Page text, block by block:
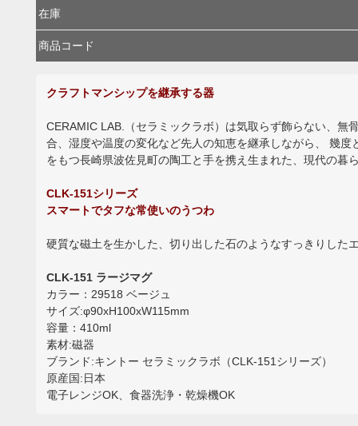
在庫
商品コード
クラフトマンシップを継承する器
CERAMIC LAB.（セラミックラボ）は気取らず飾らない、
合、湿度や温度の変化など先人の知恵を継承しながら、 幾
をもつ長崎県波佐見町の陶工と手を携え生まれた、現代の暮
CLK-151シリーズ
スマートでタフな常使いのうつわ
硬質な磁土を生かした、切り出した石のようなすっきりした
CLK-151 ラージマグ
カラー：29518 ベージュ
サイズ:φ90xH100xW115mm
容量：410ml
素材:磁器
ブランド:キントー セラミックラボ（CLK-151シリーズ）
原産国:日本
電子レンジOK、食器洗浄・乾燥機OK